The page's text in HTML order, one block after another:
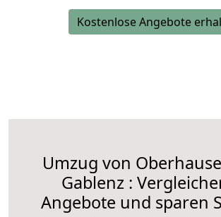
Kostenlose Angebote
Umzug von
Gablenz :
Angebote und sparen